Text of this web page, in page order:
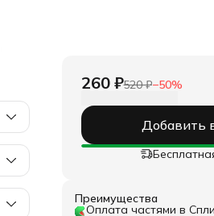
260 ₽520 ₽−50%
Добавить
Преимущества
Оплата частями в